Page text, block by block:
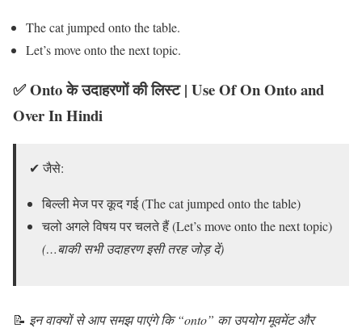
The cat jumped onto the table.
Let’s move onto the next topic.
✅Onto के उदाहरणों की लिस्ट| Use Of On Onto and
Over In Hindi
✔ जैसे:
बिल्ली मेज पर कूद गई (The cat jumped onto the table)
चलो अगले विषय पर चलते हैं (Let’s move onto the next topic)
(…बाकी सभी उदाहरण इसी तरह जोड़ दें)
📝 इन वाक्यों से आप समझ पाएंगे कि “onto” का उपयोग मूवमेंट और